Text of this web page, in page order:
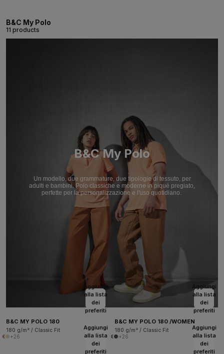
B&C My Polo
11 products
B&C My Polo
Un modello, due grammature, due tipologie di tessuto, per
adulti e bambini. Polo classiche e moderne in piqué pregiato,
perfette per la personalizzazione e l'uso quotidiano.
Aggiungi
alla lista
dei
preferiti
B&C MY POLO 180
180 g/m² / Classic Fit
+26
Aggiungi
alla lista
dei
preferiti
B&C MY POLO 180 /WOMEN
180 g/m² / Classic Fit
+26
Aggiungi
alla lista
dei
preferiti
Aggiungi
alla lista
dei
preferiti